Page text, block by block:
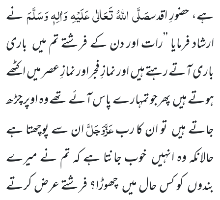
ہے، حضورِ اقدسصَلَّی اللّٰہُ تَعَالٰی عَلَیْہِ وَاٰلِہٖ وَسَلَّمَنے
ارشاد فرمایا ’’رات اور دن کے فرشتے تم میں باری
باری آتے رہتے ہیں اور نمازِ فجر اور نمازِ عصر میں اکٹھے
ہوتے ہیں پھر جو تمہارے پاس آئے تھے وہ اوپر چڑھ
جاتے ہیں تو ان کا ربعَزَّوَجَلَّان سے پوچھتا ہے
حالانکہ وہ انہیں خوب جانتا ہے کہ تم نے میرے
بندوں کو کس حال میں چھوڑا؟ فرشتے عرض کرتے